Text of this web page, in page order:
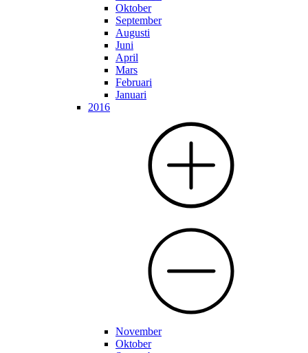
Oktober
September
Augusti
Juni
April
Mars
Februari
Januari
2016
November
Oktober